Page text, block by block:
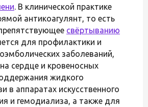
. В клинической практике
антикоагулянт, то есть
свёртыванию
для профилактики и
заболеваний,
сердце и кровеносных
жидкого
в аппаратах искусственного
и гемодиализа, а также для